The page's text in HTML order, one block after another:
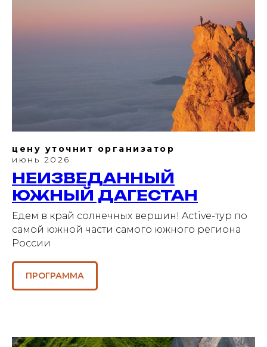
цену уточнит организатор
июнь 2026
НЕИЗВЕДАННЫЙ
ЮЖНЫЙ ДАГЕСТАН
Едем в край солнечных вершин! Active-тур по
самой южной части самого южного региона
России
ПРОГРАММА